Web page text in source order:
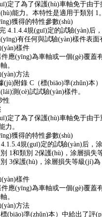
定了為了保護(hù)車軸免于由于拋
能力。本特性是適用于類別 1
獲得的特性參數(shù)
4.1.4.4規(guī)定的試驗(yàn)后
有任何與試驗(yàn)樣件表面有
樣件
件應(yīng)為車軸或一個(gè)覆蓋
。
方法
(jù)附錄 C （標(biāo)準(zhǔn)本
測(cè)試試驗(yàn)樣件。
性
定了為了保護(hù)車軸免于由于
力。
獲得的特性參數(shù)
4.1.5.4規(guī)定的試驗(yàn)后，
1和類別 2保護(hù)，涂層損失
3保護(hù)，涂層損失等級(jí)為
樣件
件應(yīng)為車軸或一個(gè)覆蓋
。
方法
標(biāo)準(zhǔn)本）中給出了評